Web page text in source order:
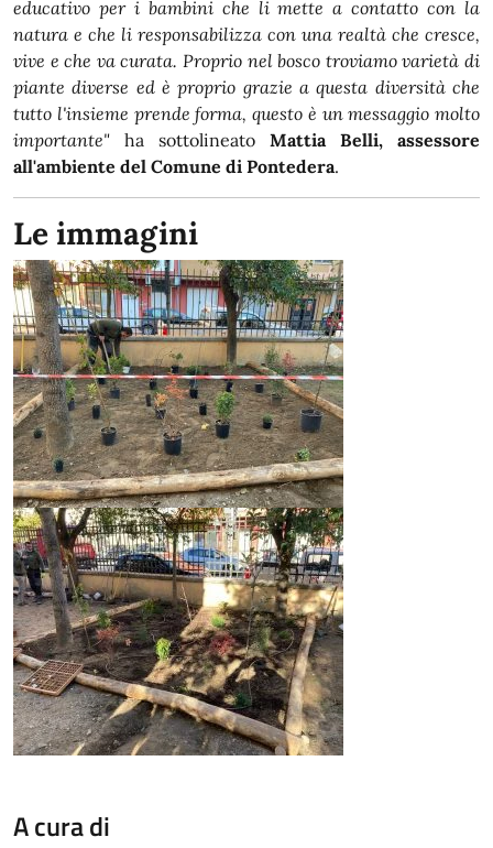
educativo per i bambini che li mette a contatto con la
natura e che li responsabilizza con una realtà che cresce,
vive e che va curata. Proprio nel bosco troviamo varietà di
piante diverse ed è proprio grazie a questa diversità che
tutto l'insieme prende forma, questo è un messaggio molto
importante" ha sottolineato Mattia Belli, assessore
all'ambiente del Comune di Pontedera.
Le immagini
A cura di